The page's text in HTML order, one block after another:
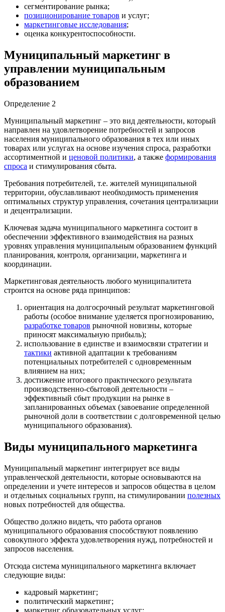
сегментирование рынка;
позиционирование товаров и услуг;
маркетинговые исследования;
оценка конкурентоспособности.
Муниципальный маркетинг в
управлении муниципальным
образованием
Определение 2
Муниципальный маркетинг – это вид деятельности, который
направлен на удовлетворение потребностей и запросов
населения муниципального образования в тех или иных
товарах или услугах на основе изучения спроса, разработки
ассортиментной и ценовой политики, а также формирования
спроса и стимулирования сбыта.
Требования потребителей, т.е. жителей муниципальной
территории, обуславливают необходимость применения
оптимальных структур управления, сочетания централизации
и децентрализации.
Ключевая задача муниципального маркетинга состоит в
обеспечении эффективного взаимодействия на разных
уровнях управления муниципальным образованием функций
планирования, контроля, организации, маркетинга и
координации.
Маркетинговая деятельность любого муниципалитета
строится на основе ряда принципов:
ориентация на долгосрочный результат маркетинговой
работы (особое внимание уделяется прогнозированию,
разработке товаров рыночной новизны, которые
приносят максимальную прибыль);
использование в единстве и взаимосвязи стратегии и
тактики активной адаптации к требованиям
потенциальных потребителей с одновременным
влиянием на них;
достижение итогового практического результата
производственно-сбытовой деятельности –
эффективный сбыт продукции на рынке в
запланированных объемах (завоевание определенной
рыночной доли в соответствии с долговременной целью
муниципального образования).
Виды муниципального маркетинга
Муниципальный маркетинг интегрирует все виды
управленческой деятельности, которые основываются на
определении и учете интересов и запросов общества в целом
и отдельных социальных групп, на стимулировании полезных
новых потребностей для общества.
Общество должно видеть, что работа органов
муниципального образования способствуют появлению
совокупного эффекта удовлетворения нужд, потребностей и
запросов населения.
Отсюда система муниципального маркетинга включает
следующие виды:
кадровый маркетинг;
политический маркетинг;
маркетинг образовательных услуг;